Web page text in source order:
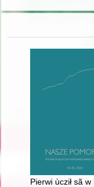
Pierwi ùcził sã